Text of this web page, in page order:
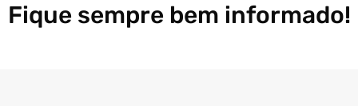
Fique sempre bem informado!